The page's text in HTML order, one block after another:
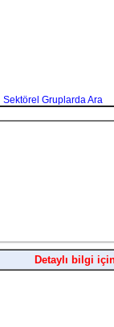
Sektörel Gruplarda Ara
Detaylı bilgi